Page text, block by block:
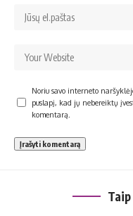
Noriu savo interneto
puslapį, kad jų nebereiktų
komentarą.